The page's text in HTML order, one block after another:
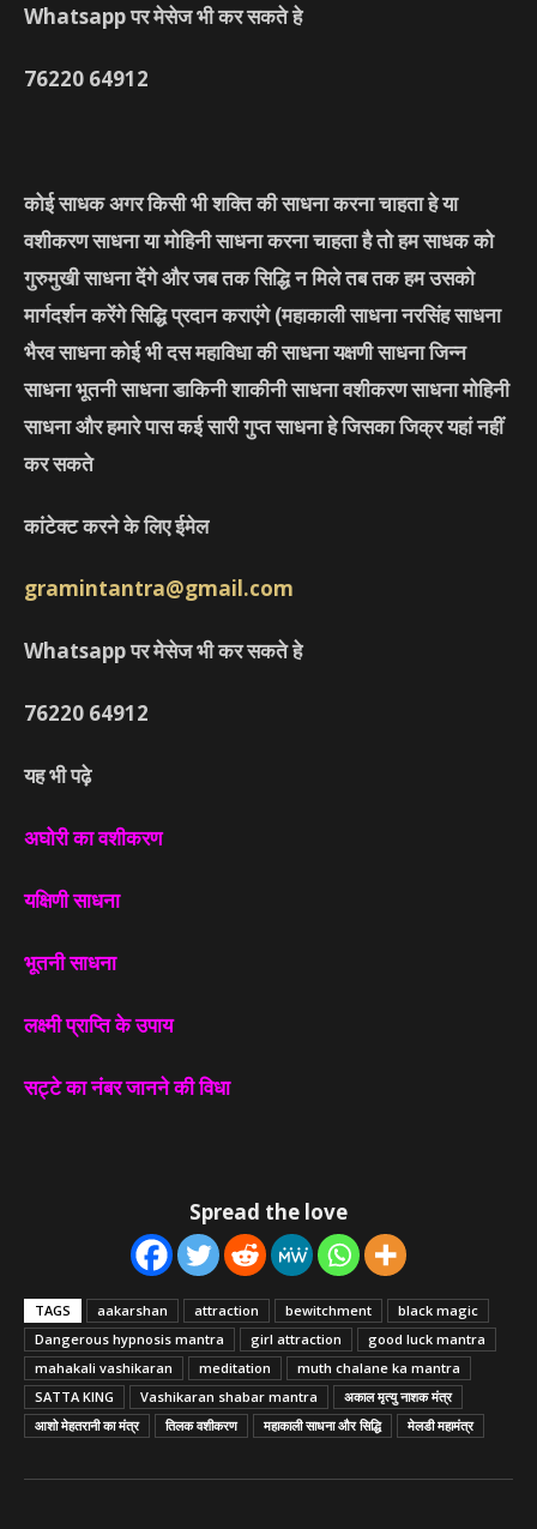
Whatsapp पर मेसेज भी कर सकते हे
76220 64912
कोई साधक अगर किसी भी शक्ति की साधना करना चाहता हे या
वशीकरण साधना या मोहिनी साधना करना चाहता है तो हम साधक को
गुरुमुखी साधना देंगे और जब तक सिद्धि न मिले तब तक हम उसको
मार्गदर्शन करेंगे सिद्धि प्रदान कराएंगे (महाकाली साधना नरसिंह साधना
भैरव साधना कोई भी दस महाविधा की साधना यक्षणी साधना जिन्न
साधना भूतनी साधना डाकिनी शाकीनी साधना वशीकरण साधना मोहिनी
साधना और हमारे पास कई सारी गुप्त साधना हे जिसका जिक्र यहां नहीं
कर सकते
कांटेक्ट करने के लिए ईमेल
gramintantra@gmail.com
Whatsapp पर मेसेज भी कर सकते हे
76220 64912
यह भी पढ़े
अघोरी का वशीकरण
यक्षिणी साधना
भूतनी साधना
लक्ष्मी प्राप्ति के उपाय
सट्टे का नंबर जानने की विधा
Spread the love
TAGS aakarshan attraction bewitchment
black magic
Dangerous hypnosis mantra
girl attraction
good luck mantra
mahakali vashikaran
meditation
muth chalane ka mantra
SATTA KING
Vashikaran shabar mantra
अकाल मृत्यु नाशक मंत्र
आशो मेहतरानी का मंत्र
तिलक वशीकरण महाकाली साधना और सिद्धि मेलडी महामंत्र